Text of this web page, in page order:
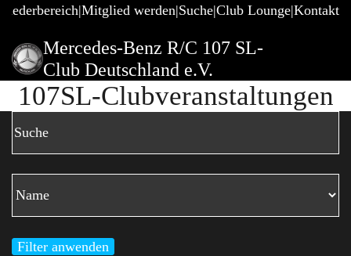
Mitglied werden Suche Club Lounge Kontakt
Mercedes-Benz R/C 107 SL-
Club Deutschland e.V.
107SL-Clubveranstaltungen
Filter anwenden